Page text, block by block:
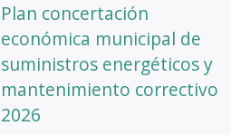
Plan concertación
económica municipal de
suministros energéticos y
mantenimiento correctivo
2026